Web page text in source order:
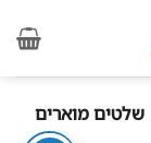
שלטים מוארים